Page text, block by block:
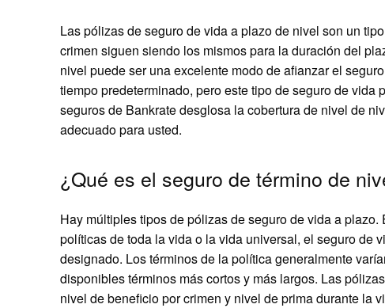
Las pólizas de seguro de vida a plazo de nivel son un
crimen siguen siendo los mismos para la duración del
nivel puede ser una excelente modo de afianzar el
tiempo predeterminado, pero este tipo de seguro de
seguros de Bankrate desglosa la cobertura de nivel de
adecuado para usted.
¿Qué es el seguro de término de
Hay múltiples tipos de pólizas de seguro de vida a
políticas de toda la vida o la vida universal, el seguro de
designado. Los términos de la política generalmente
disponibles términos más cortos y más largos. Las
nivel de beneficio por crimen y nivel de prima durante la